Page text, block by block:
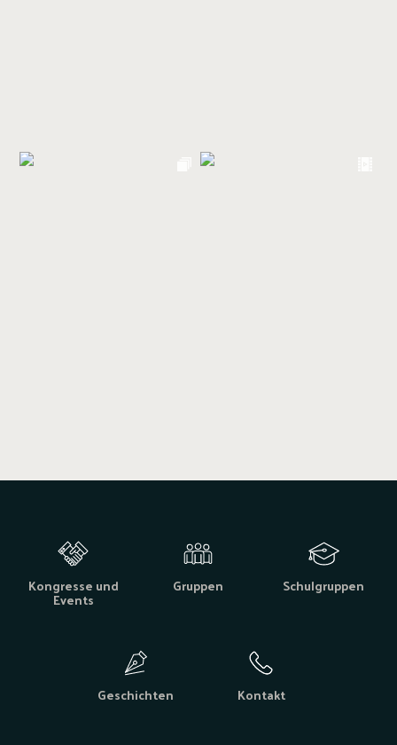
Kongresse und
Events
Gruppen Schulgruppen
Geschichten Kontakt